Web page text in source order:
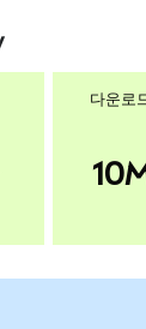
다운로